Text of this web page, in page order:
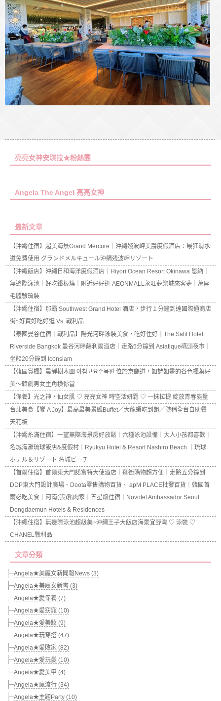
亮亮女神安琪拉★粉絲團
Angela The Angel 亮亮女神
最新文章
【沖繩住宿】超美海景Grand Mercure｜沖繩殘波岬美爵度假酒店：最狂滑水
道免費使用 グランドメルキュール沖縄残波岬リゾート
【沖繩飯店】沖繩日和海洋度假酒店｜Hiyori Ocean Resort Okinawa 恩納｜
無邊際泳池｜好吃鐵板燒｜附近好好逛 AEONMALL永旺夢樂城來客夢｜萬座
毛體驗琉裝
【沖繩住宿】那霸 Southwest Grand Hotel 酒店，步行１分鐘到達國際通商店
街~好買好吃好逛 Vs. 戰利品
【泰國曼谷住宿｜戰利品】陽光河畔泳裝美食，吃好住好｜The Salil Hotel
Riverside Bangkok 曼谷河畔薩利爾酒店｜走路5分鐘到 Asiatique碼頭夜市｜
坐船20分鐘到 Iconsiam
【韓國賞楓】晨靜樹木園 아침고요수목원 位於京畿道，如詩如畫的各色楓葉好
美～韓劇男女主角換你當
【保養】光之神，仙女肌 ♡ 亮亮女神 時空活妍霜 ♡ 一抹拉提 綻放青春能量
台北美食【饗 A Joy】最高最美景觀Buffet／大龍蝦吃到飽／號稱全台自助餐
天花板
【沖繩糸滿住宿】一望無際海景房好放鬆｜六種泳池設備｜大人小孩都喜歡｜
名城海灘琉球飯店&度假村｜Ryukyu Hotel & Resort Nashiro Beach ｜琉球
ホテル＆リゾート 名城ビーチ
【首爾住宿】首爾東大門諾富特大使酒店｜逛街購物超方便｜走路五分鐘到
DDP東大門設計廣場、Doota零售購物百貨、 apM PLACE批發百貨｜韓國首
爾必吃美食｜河南(張)豬肉家｜五星級住宿｜Novotel Ambassador Seoul
Dongdaemun Hotels & Residences
【沖繩住宿】無邊際泳池超級美~沖繩王子大飯店海景宜野灣 ♡ 泳裝 ♡
CHANEL戰利品
文章分類
Angela★美魔女新聞報News (3)
Angela★美魔女新書 (3)
Angela★愛保養 (7)
Angela★愛窈窕 (10)
Angela★愛美妝 (9)
Angela★玩穿搭 (47)
Angela★愛敗家 (82)
Angela★愛玩髮 (10)
Angela★愛美甲 (4)
Angela★瘋流行 (34)
Angela★主題Party (10)